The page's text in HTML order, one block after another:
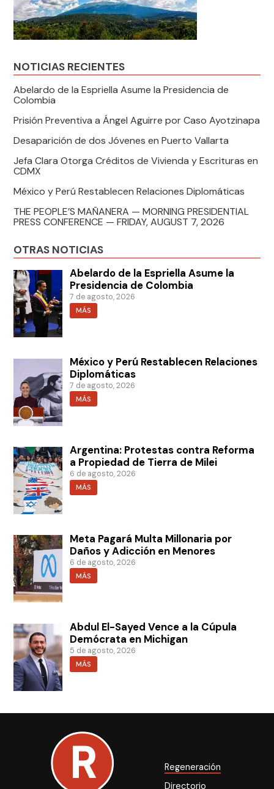
NOTICIAS RECIENTES
Abelardo de la Espriella Asume la Presidencia de
Colombia
Prisión Preventiva a Ángel Aguirre por Caso Ayotzinapa
Desaparición de dos Jóvenes en Puerto Vallarta
Jefa Clara Otorga Créditos de Vivienda y Escrituras en
CDMX
México y Perú Restablecen Relaciones Diplomáticas
THE PEOPLE’S MAÑANERA — MORNING PRESIDENTIAL
PRESS CONFERENCE — FRIDAY, AUGUST 7, 2026
OTRAS NOTICIAS
Abelardo de la Espriella Asume la
Presidencia de Colombia
7 de agosto, 2026
MÁS
México y Perú Restablecen Relaciones
Diplomáticas
7 de agosto, 2026
MÁS
Argentina: Protestas contra Reforma
a Propiedad de Tierra de Milei
6 de agosto, 2026
MÁS
Meta Pagará Multa Millonaria por
Daños y Adicción en Menores
6 de agosto, 2026
MÁS
Abdul El-Sayed Vence a la Cúpula
Demócrata en Michigan
5 de agosto, 2026
MÁS
Regeneración
Directorio